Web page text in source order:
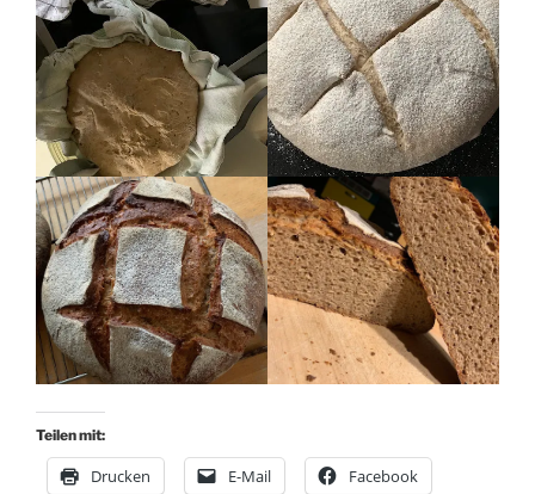
Teilen mit:
Drucken E-Mail Facebook